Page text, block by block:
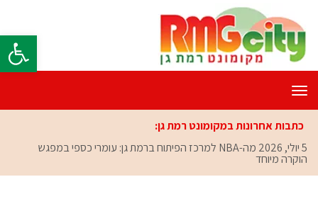
פתח
תפריט
כתבות אחרונות במקומונט רמת גן:
5 יולי, 2026
מה-NBA למרכז הפיתוח ברמת גן: עומרי כספי במפגש
הוקרה מיוחד